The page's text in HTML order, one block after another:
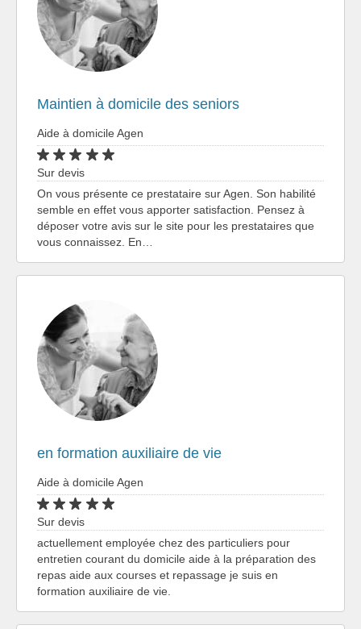
Maintien à domicile des seniors
Aide à domicile Agen
Sur devis
On vous présente ce prestataire sur Agen. Son habilité
semble en effet vous apporter satisfaction. Pensez à
déposer votre avis sur le site pour les prestataires que
vous connaissez. En…
en formation auxiliaire de vie
Aide à domicile Agen
Sur devis
actuellement employée chez des particuliers pour
entretien courant du domicile aide à la préparation des
repas aide aux courses et repassage je suis en
formation auxiliaire de vie.